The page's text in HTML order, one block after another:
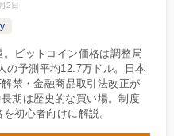
2日
ビットコイン価格は調整局
の予測平均12.7万ドル。日本
禁・金融商品取引法改正が
期は歴史的な買い場。制度
初心者向けに解説。